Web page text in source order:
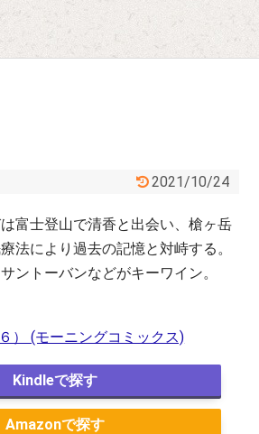
2021/10/24
富士登山で清香と出会い、槍ヶ岳
法により過去の記憶と対峙する。
ントーバンなどがキーワイン。
） (モーニングコミックス)
Kindle
Amazon